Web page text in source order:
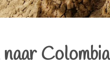
Colombia